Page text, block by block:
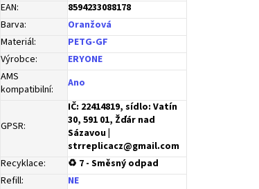
EAN:
8594233088178
Barva:
Oranžová
Materiál:
PETG-GF
Výrobce:
ERYONE
AMS
kompatibilní: Ano
GPSR:
IČ: 22414819, sídlo: Vatín
30, 591 01, Žďár nad
Sázavou |
strreplicacz@gmail.com
Recyklace:
♻ 7 - Směsný odpad
Refill:
NE